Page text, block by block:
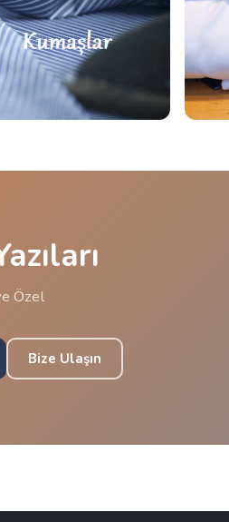
Özel
Bize Ulaşın